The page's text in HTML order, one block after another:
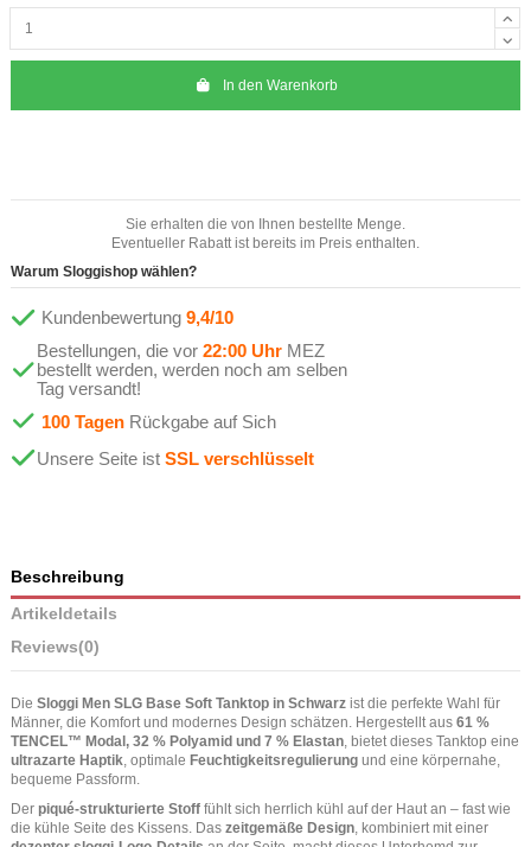
In den Warenkorb
Sie erhalten die von Ihnen bestellte Menge.
Eventueller Rabatt ist bereits im Preis enthalten.
Warum Sloggishop wählen?
Kundenbewertung 9,4/10
Bestellungen, die vor 22:00 Uhr MEZ
bestellt werden, werden noch am selben
Tag versandt!
100 Tagen Rückgabe auf Sich
Unsere Seite ist SSL verschlüsselt
Beschreibung
Artikeldetails
Reviews(0)
Die Sloggi Men SLG Base Soft Tanktop in Schwarz ist die perfekte Wahl für
Männer, die Komfort und modernes Design schätzen. Hergestellt aus 61 %
TENCEL™ Modal, 32 % Polyamid und 7 % Elastan , bietet dieses Tanktop eine
ultrazarte Haptik , optimale Feuchtigkeitsregulierung und eine körpernahe,
bequeme Passform.
Der piqué-strukturierte Stoff fühlt sich herrlich kühl auf der Haut an – fast wie
die kühle Seite des Kissens. Das zeitgemäße Design, kombiniert mit einer